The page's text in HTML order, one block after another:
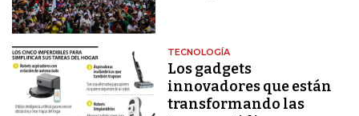
TECNOLOGÍA
Los gadgets
innovadores que están
transformando las